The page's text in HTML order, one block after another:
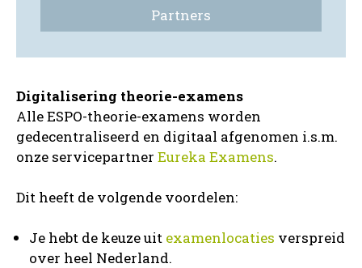
Partners
Digitalisering theorie-examens
Alle ESPO-theorie-examens worden
gedecentraliseerd en digitaal afgenomen i.s.m.
onze servicepartner Eureka Examens.
Dit heeft de volgende voordelen:
Je hebt de keuze uit examenlocaties verspreid
over heel Nederland.